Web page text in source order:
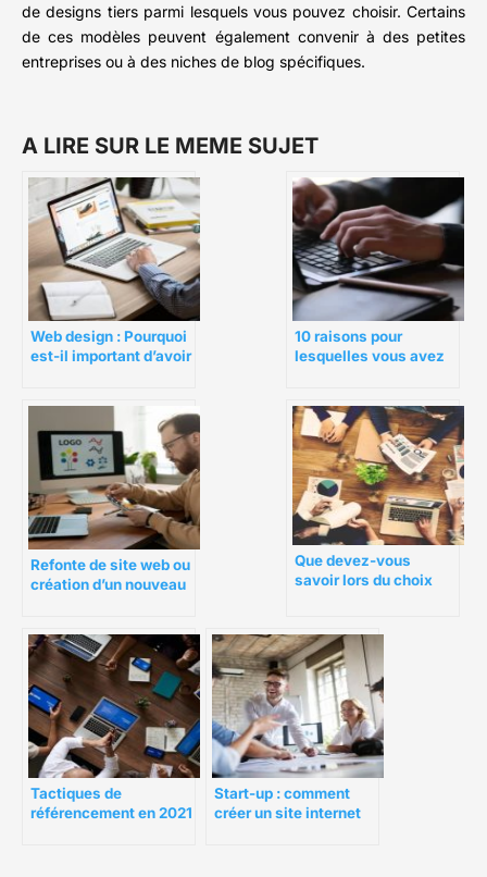
de designs tiers parmi lesquels vous pouvez choisir. Certains
de ces modèles peuvent également convenir à des petites
entreprises ou à des niches de blog spécifiques.
A LIRE SUR LE MEME SUJET
Web design : Pourquoi
est-il important d’avoir
10 raisons pour
lesquelles vous avez
Refonte de site web ou
création d’un nouveau
Que devez-vous
savoir lors du choix
ligne ?
Tactiques de
référencement en 2021
Start-up : comment
créer un site internet